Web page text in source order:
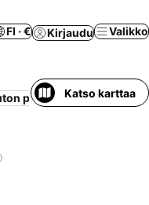
FI · € Kirjaudu Valikko
peruutus Puolihoito
Katso karttaa